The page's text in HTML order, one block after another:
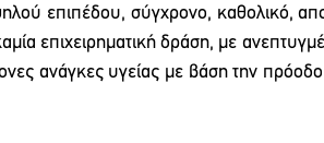
επιπέδου, σύγχρονο, καθολικό,
επιχειρηματική δράση, με
ανάγκες υγείας με βάση την πρόοδο